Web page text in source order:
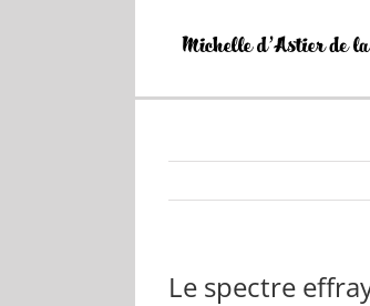
Le spectre